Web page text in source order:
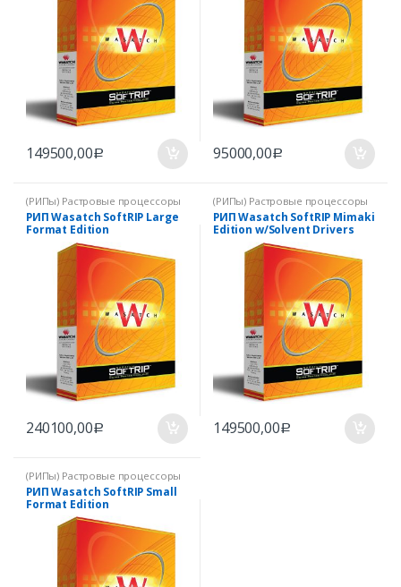
149500,00Р 95000,00Р
(РИПы) Растровые процессоры
РИП Wasatch SoftRIP Large
Format Edition
240100,00Р
(РИПы) Растровые процессоры
РИП Wasatch SoftRIP Mimaki
Edition w/Solvent Drivers
149500,00Р
(РИПы) Растровые процессоры
РИП Wasatch SoftRIP Small
Format Edition